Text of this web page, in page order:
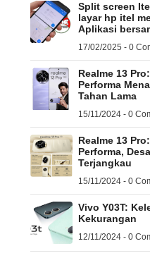
Split screen
layar hp itel
Aplikasi
17/02/2025 - 0
Realme 13
Performa
Tahan Lama
15/11/2024 - 0
Realme 13
Performa,
Terjangkau
15/11/2024 - 0
Vivo Y03T:
Kekurangan
12/11/2024 - 0